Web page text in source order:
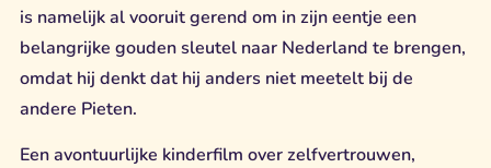
is namelijk al vooruit gerend om in zijn eentje een
belangrijke gouden sleutel naar Nederland te brengen,
omdat hij denkt dat hij anders niet meetelt bij de
andere Pieten.
Een avontuurlijke kinderfilm over zelfvertrouwen,